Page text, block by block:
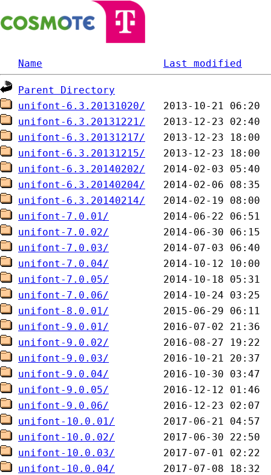
Name Last modified
Parent Directory
unifont-6.3.20131020/
unifont-6.3.20131221/
unifont-6.3.20131217/
unifont-6.3.20131215/
unifont-6.3.20140202/
unifont-6.3.20140204/
unifont-6.3.20140214/
unifont-7.0.01/
unifont-7.0.02/
unifont-7.0.03/
unifont-7.0.04/
unifont-7.0.05/
unifont-7.0.06/
unifont-8.0.01/
unifont-9.0.01/
unifont-9.0.02/
unifont-9.0.03/
unifont-9.0.04/
unifont-9.0.05/
unifont-9.0.06/
unifont-10.0.01/
unifont-10.0.02/
unifont-10.0.03/
unifont-10.0.04/